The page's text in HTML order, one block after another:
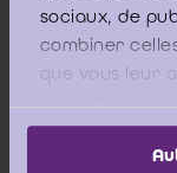
sociaux, de
combiner
que vous leur
services.
Ces textes
2016.